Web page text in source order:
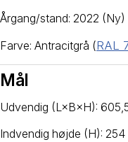
Årgang/stand: 2022 (Ny)
Farve: Antracitgrå (RAL
Mål
Udvendig (L×B×H):
Indvendig højde (H): 254